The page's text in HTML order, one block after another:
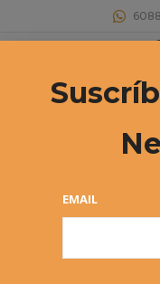
Buscar:
Archivos
EMAIL